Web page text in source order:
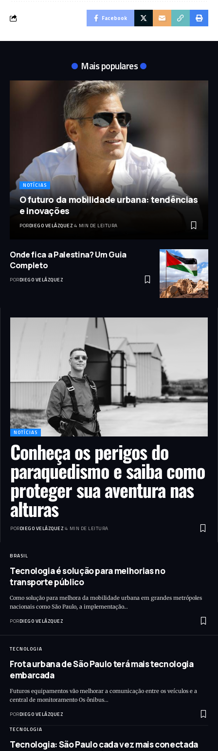
Facebook
Mais populares
NOTÍCIAS
O futuro da mobilidade urbana: tendências
e inovações
PORDIEGO VELÁZQUEZ 4 MIN DE LEITURA
Onde fica a Palestina? Um Guia
Completo
PORDIEGO VELÁZQUEZ
NOTÍCIAS
Conheça os perigos do
paraquedismo e saiba como
proteger sua aventura nas
alturas
PORDIEGO VELÁZQUEZ 4 MIN DE LEITURA
BRASIL
Tecnologia é solução para melhorias no
transporte público
Como solução para melhora da mobilidade urbana em grandes metrópoles
nacionais como São Paulo, a implementação…
PORDIEGO VELÁZQUEZ
TECNOLOGIA
Frota urbana de São Paulo terá mais tecnologia
embarcada
Futuros equipamentos vão melhorar a comunicação entre os veículos e a
central de monitoramento Os ônibus…
PORDIEGO VELÁZQUEZ
TECNOLOGIA
Tecnologia: São Paulo cada vez mais conectada